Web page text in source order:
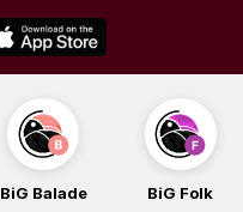
BiG Balade BiG Folk